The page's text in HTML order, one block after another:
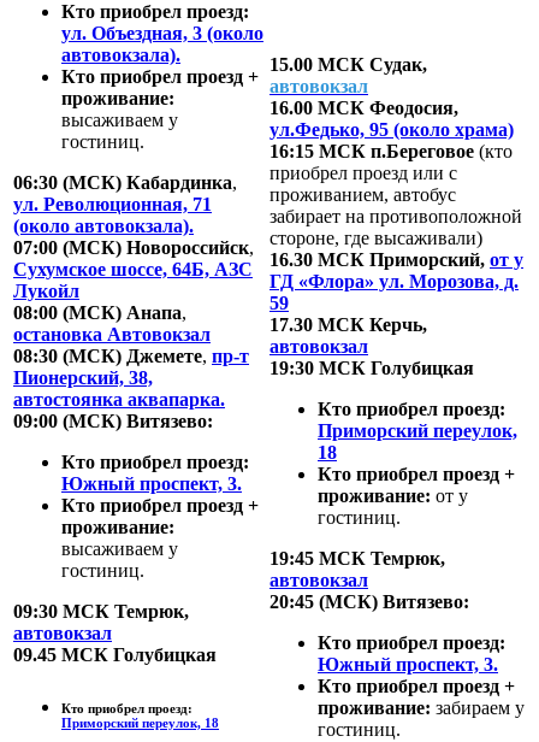
Кто приобрел проезд:
ул. Объездная, 3 (около
автовокзала).
Кто приобрел проезд +
проживание:
высаживаем у
гостиниц.
06:30 (МСК) Кабардинка,
ул. Революционная, 71
(около автовокзала).
07:00 (МСК) Новороссийск,
Сухумское шоссе, 64Б, АЗС
Лукойл
08:00 (МСК) Анапа,
остановка Автовокзал
08:30 (МСК) Джемете, пр-т
Пионерский, 38,
автостоянка аквапарка.
09:00 (МСК) Витязево:
Кто приобрел проезд:
Южный проспект, 3.
Кто приобрел проезд +
проживание:
высаживаем у
гостиниц.
09:30 МСК Темрюк,
автовокзал
09.45 МСК Голубицкая
Кто приобрел проезд:
Приморский переулок, 18
15.00 МСК Судак,
автовокзал
16.00 МСК Феодосия,
ул.Федько, 95 (около храма)
16:15 МСК п.Береговое (кто
приобрел проезд или с
проживанием, автобус
забирает на противоположной
стороне, где высаживали)
16.30 МСК Приморский, от у
ГД «Флора» ул. Морозова, д.
59
17.30 МСК Керчь,
автовокзал
19:30 МСК Голубицкая
Кто приобрел проезд:
Приморский переулок,
18
Кто приобрел проезд +
проживание: от у
гостиниц.
19:45 МСК Темрюк,
автовокзал
20:45 (МСК) Витязево:
Кто приобрел проезд:
Южный проспект, 3.
Кто приобрел проезд +
проживание: забираем у
гостиниц.